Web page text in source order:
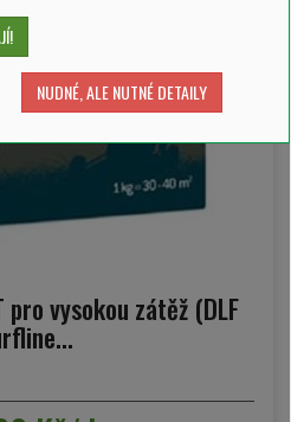
pro vysokou zátěž (DLF
NUDNÉ, ALE NUTNÉ DETAILY